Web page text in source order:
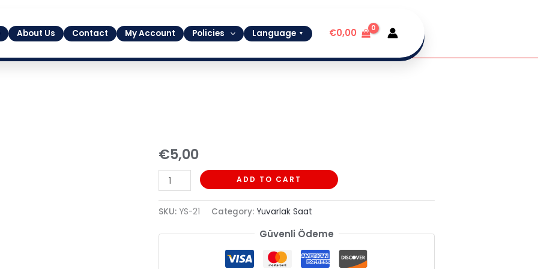
About Us Contact My Account Policies Language ▼ €0,00
€5,00
21
ADD TO CART
SKU: YS-21 Category: Yuvarlak Saat
Güvenli Ödeme